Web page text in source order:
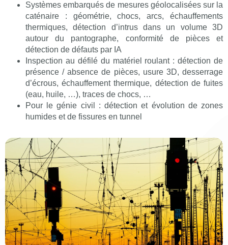
Systèmes embarqués de mesures géolocalisées sur la
caténaire : géométrie, chocs, arcs, échauffements
thermiques, détection d’intrus dans un volume 3D
autour du pantographe, conformité de pièces et
détection de défauts par IA
Inspection au défilé du matériel roulant : détection de
présence / absence de pièces, usure 3D, desserrage
d’écrous, échauffement thermique, détection de fuites
(eau, huile, …), traces de chocs, …
Pour le génie civil : détection et évolution de zones
humides et de fissures en tunnel